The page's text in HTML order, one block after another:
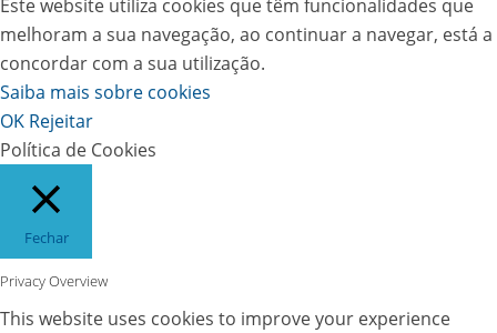
Este website utiliza cookies que têm funcionalidades que
melhoram a sua navegação, ao continuar a navegar, está a
concordar com a sua utilização.
Saiba mais sobre cookies
OK Rejeitar
Política de Cookies
Fechar
Privacy Overview
This website uses cookies to improve your experience